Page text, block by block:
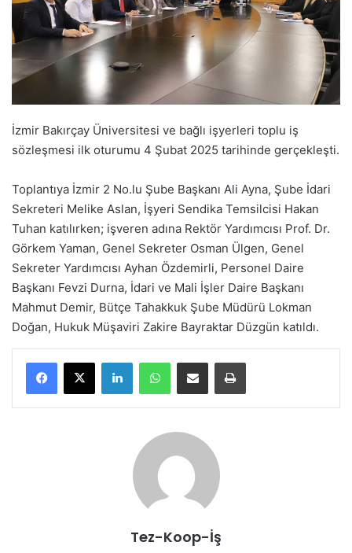
İzmir Bakırçay Üniversitesi ve bağlı işyerleri toplu iş
sözleşmesi ilk oturumu 4 Şubat 2025 tarihinde gerçekleşti.
Toplantıya İzmir 2 No.lu Şube Başkanı Ali Ayna, Şube İdari
Sekreteri Melike Aslan, İşyeri Sendika Temsilcisi Hakan
Tuhan katılırken; işveren adına Rektör Yardımcısı Prof. Dr.
Görkem Yaman, Genel Sekreter Osman Ülgen, Genel
Sekreter Yardımcısı Ayhan Özdemirli, Personel Daire
Başkanı Fevzi Durna, İdari ve Mali İşler Daire Başkanı
Mahmut Demir, Bütçe Tahakkuk Şube Müdürü Lokman
Doğan, Hukuk Müşaviri Zakire Bayraktar Düzgün katıldı.
Tez-Koop-İş